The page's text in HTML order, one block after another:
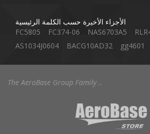
الأجزاء الأخيرة حسب الكلمة الرئيسية
FC5805
FC374-06 NAS6703A5
AS1034J0604
BACG10AD32 gg4601
The AeroBase Group Family ..